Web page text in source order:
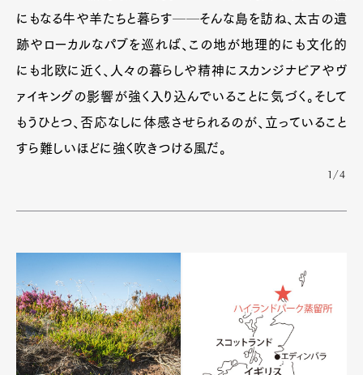
にもなる牛や羊たちと暮らす──そんな島を訪ね、太古の遺
跡やローカルなパブを巡れば、この地が地理的にも文化的
にも北欧に近く、人々の暮らしや精神にスカンジナビアやヴ
ァイキングの影響が強く入り込んでいることに気づく。そして
もうひとつ、否応なしに体感させられるのが、立っていること
すら難しいほどに強く吹きつける風だ。
1/4